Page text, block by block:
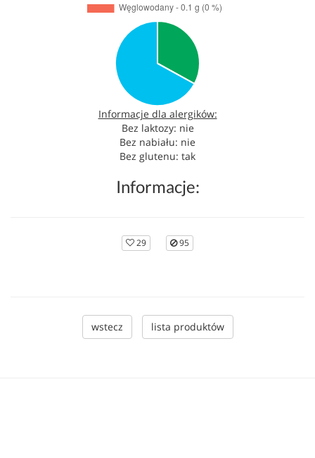
Informacje dla alergików:
Bez laktozy: nie
Bez nabiału: nie
Bez glutenu: tak
Informacje:
29 95
wstecz lista produktów